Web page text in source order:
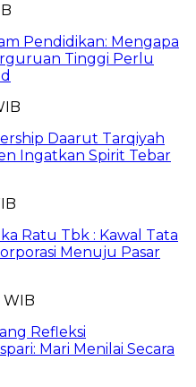
Pendidikan: Mengapa
Tinggi Perlu
Daarut Tarqiyah
Ingatkan Spirit Tebar
Ratu Tbk : Kawal Tata
Menuju Pasar
WIB
Refleksi
Mari Menilai Secara